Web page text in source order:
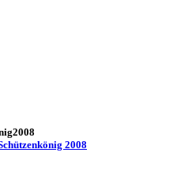
2008